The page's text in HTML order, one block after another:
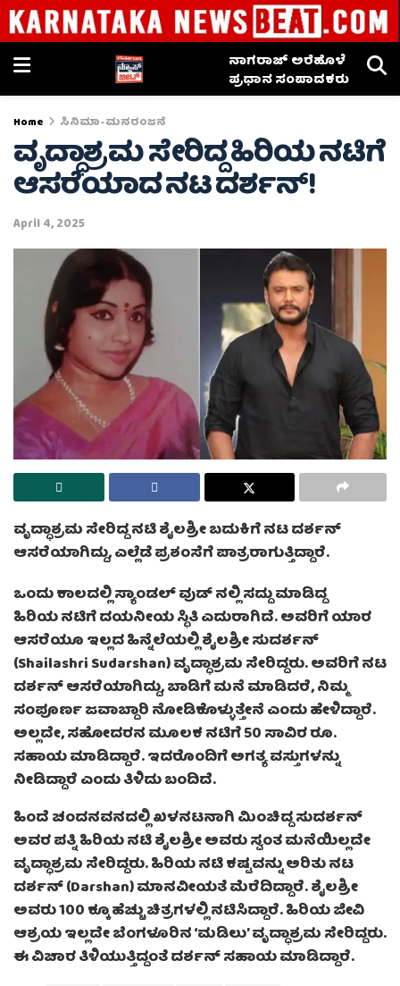
ನಾಗರಾಜ್ ಅರೆಹೊಳೆ
ಪ್ರಧಾನ ಸಂಪಾದಕರು
Home ಸಿನಿಮಾ-ಮನರಂಜನೆ
ವೃದ್ಧಾಶ್ರಮ ಸೇರಿದ್ದ ಹಿರಿಯ ನಟಿಗೆ
ಆಸರೆಯಾದ ನಟ ದರ್ಶನ್!
April 4, 2025
ವೃದ್ಧಾಶ್ರಮ ಸೇರಿದ್ದ ನಟಿ ಶೈಲಶ್ರೀ ಬದುಕಿಗೆ ನಟ ದರ್ಶನ್
ಆಸರೆಯಾಗಿದ್ದು, ಎಲ್ಲೆಡೆ ಪ್ರಶಂಸೆಗೆ ಪಾತ್ರರಾಗುತ್ತಿದ್ದಾರೆ.
ಒಂದು ಕಾಲದಲ್ಲಿ ಸ್ಯಾಂಡಲ್ ವುಡ್ ನಲ್ಲಿ ಸದ್ದು ಮಾಡಿದ್ದ
ಹಿರಿಯ ನಟಿಗೆ ದಯನೀಯ ಸ್ಥಿತಿ ಎದುರಾಗಿದೆ. ಅವರಿಗೆ ಯಾರ
ಆಸರೆಯೂ ಇಲ್ಲದ ಹಿನ್ನೆಲೆಯಲ್ಲಿ ಶೈಲಶ್ರೀ ಸುದರ್ಶನ್‌
(Shailashri Sudarshan) ವೃದ್ಧಾಶ್ರಮ ಸೇರಿದ್ದರು. ಅವರಿಗೆ ನಟ
ದರ್ಶನ್ ಆಸರೆಯಾಗಿದ್ದು, ಬಾಡಿಗೆ ಮನೆ ಮಾಡಿದರೆ, ನಿಮ್ಮ
ಸಂಪೂರ್ಣ ಜವಾಬ್ದಾರಿ ನೋಡಿಕೊಳ್ಳುತ್ತೇನೆ ಎಂದು ಹೇಳಿದ್ದಾರೆ.
ಅಲ್ಲದೇ, ಸಹೋದರನ ಮೂಲಕ ನಟಿಗೆ 50 ಸಾವಿರ ರೂ.
ಸಹಾಯ ಮಾಡಿದ್ದಾರೆ. ಇದರೊಂದಿಗೆ ಅಗತ್ಯ ವಸ್ತುಗಳನ್ನು
ನೀಡಿದ್ದಾರೆ ಎಂದು ತಿಳಿದು ಬಂದಿದೆ.
ಹಿಂದೆ ಚಂದನವನದಲ್ಲಿ ಖಳನಟನಾಗಿ ಮಿಂಚಿದ್ದ ಸುದರ್ಶನ್
ಅವರ ಪತ್ನಿ ಹಿರಿಯ ನಟಿ ಶೈಲಶ್ರೀ ಅವರು ಸ್ವಂತ ಮನೆಯಿಲ್ಲದೇ
ವೃದ್ಧಾಶ್ರಮ ಸೇರಿದ್ದರು. ಹಿರಿಯ ನಟಿ ಕಷ್ಟವನ್ನು ಅರಿತು ನಟ
ದರ್ಶನ್ (Darshan) ಮಾನವೀಯತೆ ಮೆರೆದಿದ್ದಾರೆ. ಶೈಲಶ್ರೀ
ಅವರು 100 ಕ್ಕೂ ಹೆಚ್ಚು ಚಿತ್ರಗಳಲ್ಲಿ ನಟಿಸಿದ್ದಾರೆ. ಹಿರಿಯ ಜೀವಿ
ಆಶ್ರಯ ಇಲ್ಲದೇ ಬೆಂಗಳೂರಿನ ‘ಮಡಿಲು’ ವೃದ್ಧಾಶ್ರಮ ಸೇರಿದ್ದರು.
ಈ ವಿಚಾರ ತಿಳಿಯುತ್ತಿದ್ದಂತೆ ದರ್ಶನ್ ಸಹಾಯ ಮಾಡಿದ್ದಾರೆ.